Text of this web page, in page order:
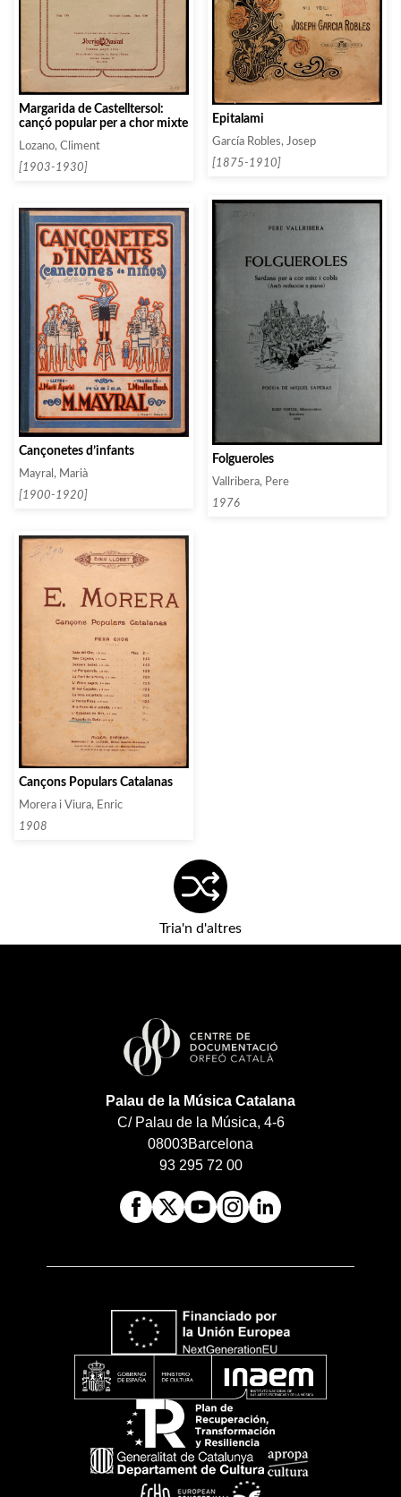
Margarida de Castelltersol:
cançó popular per a chor mixte
Lozano, Climent
[1903-1930]
Epitalami
García Robles, Josep
[1875-1910]
Cançonetes d’infants
Mayral, Marià
[1900-1920]
Folgueroles
Vallribera, Pere
1976
Cançons Populars Catalanas
Morera i Viura, Enric
1908
Tria'n d'altres
Palau de la Música Catalana
C/ Palau de la Música, 4-6
08003Barcelona
93 295 72 00